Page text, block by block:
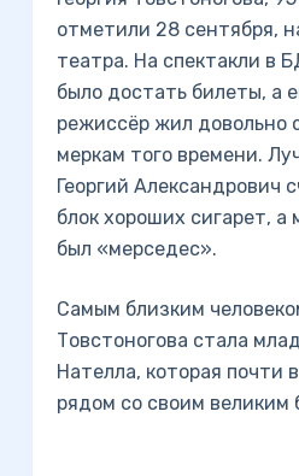
отметили 28 сентября,
театра. На спектакли в
было достать билеты, а
режиссёр жил довольно
меркам того времени.
Георгий Александрович
блок хороших сигарет,
был «мерседес».
Самым близким
Товстоногова стала
Нателла, которая почти
рядом со своим великим